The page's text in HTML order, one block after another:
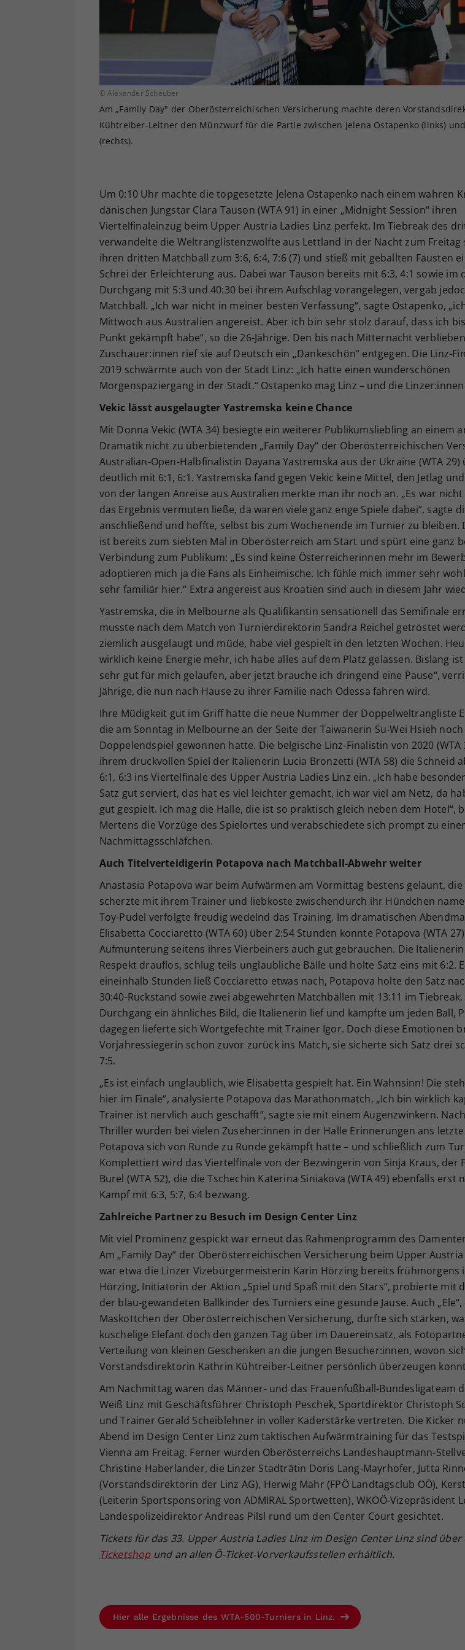
© Alexander Scheuber
Am „Family Day" der Oberösterreichischen Versicherung machte deren
Kühtreiber-Leitner den Münzwurf für die Partie zwischen Jelena Ostapenko (links)
(rechts).
Um 0:10 Uhr machte die topgesetzte Jelena Ostapenko nach einem wahren
dänischen Jungstar Clara Tauson (WTA 91) in einer „Midnight Session“ ihren
Viertelfinaleinzug beim Upper Austria Ladies Linz perfekt. Im Tiebreak des
verwandelte die Weltranglistenzwölfte aus Lettland in der Nacht zum Freitag
ihren dritten Matchball zum 3:6, 6:4, 7:6 (7) und stieß mit geballten Fäusten
Schrei der Erleichterung aus. Dabei war Tauson bereits mit 6:3, 4:1 sowie im
Durchgang mit 5:3 und 40:30 bei ihrem Aufschlag vorangelegen, vergab
Matchball. „Ich war nicht in meiner besten Verfassung“, sagte Ostapenko,
Mittwoch aus Australien angereist. Aber ich bin sehr stolz darauf, dass ich
Punkt gekämpft habe“, so die 26-Jährige. Den bis nach Mitternacht
Zuschauer:innen rief sie auf Deutsch ein „Dankeschön“ entgegen. Die Linz-
2019 schwärmte auch von der Stadt Linz: „Ich hatte einen wunderschönen
Morgenspaziergang in der Stadt.“ Ostapenko mag Linz – und die
Vekic lässt ausgelaugter Yastremska keine Chance
Mit Donna Vekic (WTA 34) besiegte ein weiterer Publikumsliebling an einem
Dramatik nicht zu überbietenden „Family Day“ der Oberösterreichischen
Australian-Open-Halbfinalistin Dayana Yastremska aus der Ukraine (WTA
deutlich mit 6:1, 6:1. Yastremska fand gegen Vekic keine Mittel, den Jetlag
von der langen Anreise aus Australien merkte man ihr noch an. „Es war nicht
das Ergebnis vermuten ließe, da waren viele ganz enge Spiele dabei“, sagte
anschließend und hoffte, selbst bis zum Wochenende im Turnier zu bleiben.
ist bereits zum siebten Mal in Oberösterreich am Start und spürt eine ganz
Verbindung zum Publikum: „Es sind keine Österreicherinnen mehr im
adoptieren mich ja die Fans als Einheimische. Ich fühle mich immer sehr
sehr familiär hier.“ Extra angereist aus Kroatien sind auch in diesem Jahr
Yastremska, die in Melbourne als Qualifikantin sensationell das Semifinale
musste nach dem Match von Turnierdirektorin Sandra Reichel getröstet
ziemlich ausgelaugt und müde, habe viel gespielt in den letzten Wochen.
wirklich keine Energie mehr, ich habe alles auf dem Platz gelassen. Bislang ist
sehr gut für mich gelaufen, aber jetzt brauche ich dringend eine Pause“,
Jährige, die nun nach Hause zu ihrer Familie nach Odessa fahren wird.
Ihre Müdigkeit gut im Griff hatte die neue Nummer der Doppelweltrangliste
die am Sonntag in Melbourne an der Seite der Taiwanerin Su-Wei Hsieh noch
Doppelendspiel gewonnen hatte. Die belgische Linz-Finalistin von 2020
ihrem druckvollen Spiel der Italienerin Lucia Bronzetti (WTA 58) die Schneid
6:1, 6:3 ins Viertelfinale des Upper Austria Ladies Linz ein. „Ich habe
Satz gut serviert, das hat es viel leichter gemacht, ich war viel am Netz, da
gut gespielt. Ich mag die Halle, die ist so praktisch gleich neben dem Hotel“,
Mertens die Vorzüge des Spielortes und verabschiedete sich prompt zu
Nachmittagsschläfchen.
Auch Titelverteidigerin Potapova nach Matchball-Abwehr weiter
Anastasia Potapova war beim Aufwärmen am Vormittag bestens gelaunt, die
scherzte mit ihrem Trainer und liebkoste zwischendurch ihr Hündchen
Toy-Pudel verfolgte freudig wedelnd das Training. Im dramatischen
Elisabetta Cocciaretto (WTA 60) über 2:54 Stunden konnte Potapova (WTA
Aufmunterung seitens ihres Vierbeiners auch gut gebrauchen. Die
Respekt drauflos, schlug teils unglaubliche Bälle und holte Satz eins mit 6:2.
eineinhalb Stunden ließ Cocciaretto etwas nach, Potapova holte den Satz
30:40-Rückstand sowie zwei abgewehrten Matchbällen mit 13:11 im
Durchgang ein ähnliches Bild, die Italienerin lief und kämpfte um jeden Ball,
dagegen lieferte sich Wortgefechte mit Trainer Igor. Doch diese Emotionen
Vorjahressiegerin schon zuvor zurück ins Match, sie sicherte sich Satz drei
7:5.
„Es ist einfach unglaublich, wie Elisabetta gespielt hat. Ein Wahnsinn! Die
hier im Finale“, analysierte Potapova das Marathonmatch. „Ich bin wirklich
Trainer ist nervlich auch geschafft“, sagte sie mit einem Augenzwinkern.
Thriller wurden bei vielen Zuseher:innen in der Halle Erinnerungen ans letzte
Potapova sich von Runde zu Runde gekämpft hatte – und schließlich zum
Komplettiert wird das Viertelfinale von der Bezwingerin von Sinja Kraus, der
Burel (WTA 52), die die Tschechin Katerina Siniakova (WTA 49) ebenfalls erst
Kampf mit 6:3, 5:7, 6:4 bezwang.
Zahlreiche Partner zu Besuch im Design Center Linz
Mit viel Prominenz gespickt war erneut das Rahmenprogramm des
Am „Family Day“ der Oberösterreichischen Versicherung beim Upper Austria
war etwa die Linzer Vizebürgermeisterin Karin Hörzing bereits frühmorgens
Hörzing, Initiatorin der Aktion „Spiel und Spaß mit den Stars“, probierte mit
der blau-gewandeten Ballkinder des Turniers eine gesunde Jause. Auch „Ele“,
Maskottchen der Oberösterreichischen Versicherung, durfte sich stärken,
kuschelige Elefant doch den ganzen Tag über im Dauereinsatz, als
Verteilung von kleinen Geschenken an die jungen Besucher:innen, wovon
Vorstandsdirektorin Kathrin Kühtreiber-Leitner persönlich überzeugen
Am Nachmittag waren das Männer- und das Frauenfußball-Bundesligateam
Weiß Linz mit Geschäftsführer Christoph Peschek, Sportdirektor Christoph
und Trainer Gerald Scheiblehner in voller Kaderstärke vertreten. Die Kicker
Abend im Design Center Linz zum taktischen Aufwärmtraining für das
Vienna am Freitag. Ferner wurden Oberösterreichs Landeshauptmann-
Christine Haberlander, die Linzer Stadträtin Doris Lang-Mayrhofer, Jutta
(Vorstandsdirektorin der Linz AG), Herwig Mahr (FPÖ Landtagsclub OÖ),
(Leiterin Sportsponsoring von ADMIRAL Sportwetten), WKOÖ-Vizepräsident
Landespolizeidirektor Andreas Pilsl rund um den Center Court gesichtet.
Tickets für das 33. Upper Austria Ladies Linz im Design Center Linz sind über
Ticketshop und an allen Ö-Ticket-Vorverkaufsstellen erhältlich.
Hier alle Ergebnisse des WTA-500-Turniers in Linz.
Ihrer vorgenommen
Webseiten-Betreiber dies